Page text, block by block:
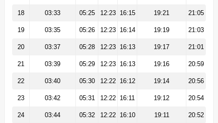
18 03:33 05:25 12:23 16:15 19:21 21:05
19 03:35 05:26 12:23 16:14 19:19 21:03
20 03:37 05:28 12:23 16:13 19:17 21:01
21 03:39 05:29 12:23 16:13 19:16 20:59
22 03:40 05:30 12:22 16:12 19:14 20:56
23 03:42 05:31 12:22 16:11 19:12 20:54
24 03:44 05:32 12:22 16:10 19:11 20:52